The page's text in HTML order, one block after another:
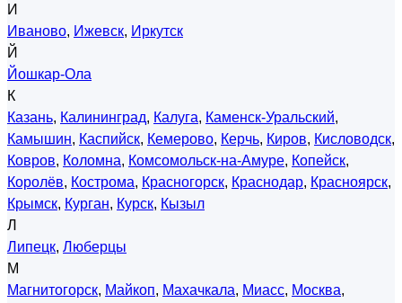
И
Иваново, Ижевск, Иркутск
Й
Йошкар-Ола
К
Казань, Калининград, Калуга, Каменск-Уральский,
Камышин, Каспийск, Кемерово, Керчь, Киров, Кисловодск,
Ковров, Коломна, Комсомольск-на-Амуре, Копейск,
Королёв, Кострома, Красногорск, Краснодар, Красноярск,
Крымск, Курган, Курск, Кызыл
Л
Липецк, Люберцы
М
Магнитогорск, Майкоп, Махачкала, Миасс, Москва,